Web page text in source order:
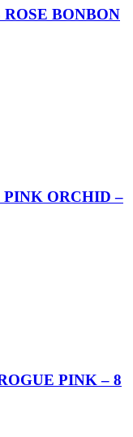
BONBON
PINK ORCHID –
PINK – 8